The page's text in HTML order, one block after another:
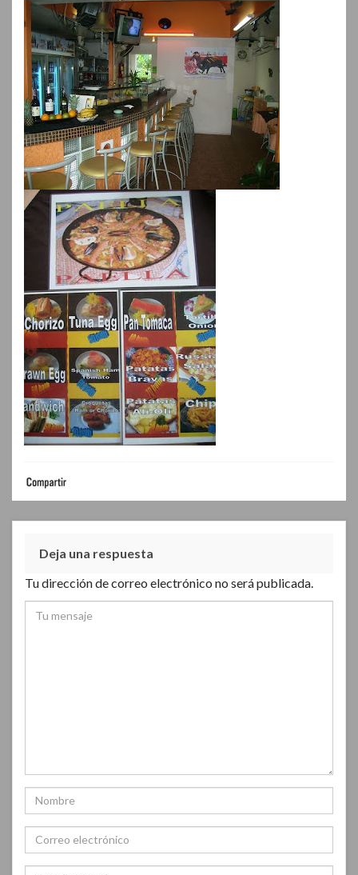
Deja una respuesta
Tu dirección de correo electrónico no será publicada.